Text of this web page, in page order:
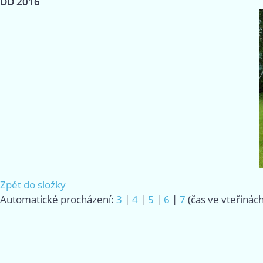
Zpět do složky
Automatické procházení: 3 | 4 | 5 | 6 | 7 (čas ve